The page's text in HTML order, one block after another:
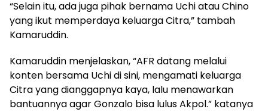
“Selain itu, ada juga pihak bernama Uchi atau Chino
yang ikut memperdaya keluarga Citra,” tambah
Kamaruddin.
Kamaruddin menjelaskan, “AFR datang melalui
konten bersama Uchi di sini, mengamati keluarga
Citra yang dianggapnya kaya, lalu menawarkan
bantuannya agar Gonzalo bisa lulus Akpol.” katanya